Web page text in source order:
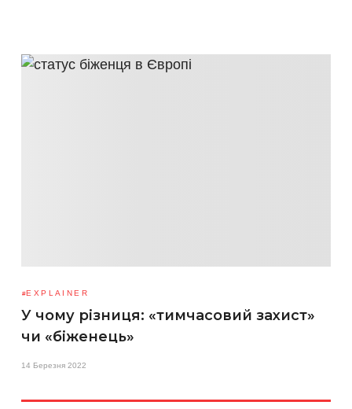
EXPLAINER
У чому різниця: «тимчасовий захист»
чи «біженець»
14 Березня 2022